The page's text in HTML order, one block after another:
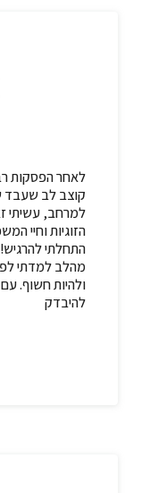
לאחר הפסקות
קוצב לב שעבד
למרחב, עשיתי
הזוגיות וחיי
התחלתי
מהלב למדתי
ולהיות חשוף.
להיבדק